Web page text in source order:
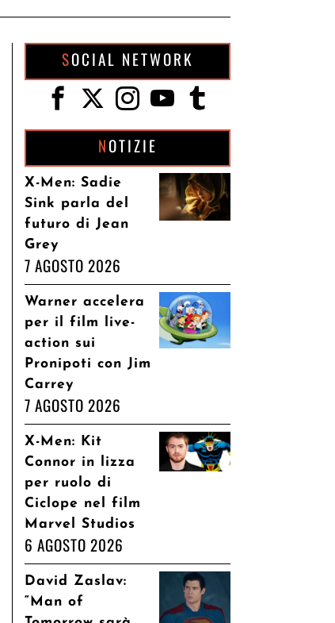
SOCIAL NETWORK
NOTIZIE
X-Men: Sadie
Sink parla del
futuro di Jean
Grey
7 AGOSTO 2026
Warner accelera
per il film live-
action sui
Pronipoti con Jim
Carrey
7 AGOSTO 2026
X-Men: Kit
Connor in lizza
per ruolo di
Ciclope nel film
Marvel Studios
6 AGOSTO 2026
David Zaslav:
“Man of